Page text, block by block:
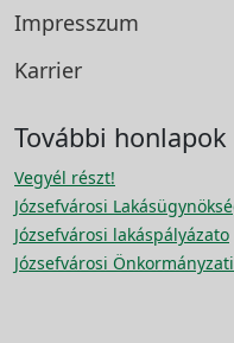
Impresszum
Karrier
További honlapok
Vegyél részt!
Józsefvárosi
Józsefvárosi lakáspályázato
Józsefvárosi